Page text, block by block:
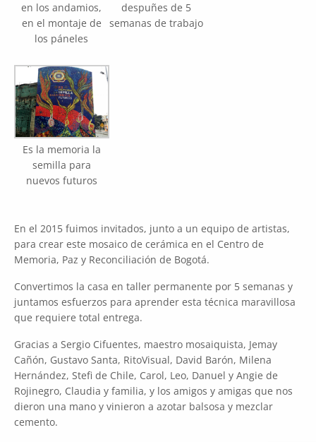
en los andamios,
en el montaje de
los páneles
despuñes de 5
semanas de trabajo
Es la memoria la
semilla para
nuevos futuros
En el 2015 fuimos invitados, junto a un equipo de artistas,
para crear este mosaico de cerámica en el Centro de
Memoria, Paz y Reconciliación de Bogotá.
Convertimos la casa en taller permanente por 5 semanas y
juntamos esfuerzos para aprender esta técnica maravillosa
que requiere total entrega.
Gracias a Sergio Cifuentes, maestro mosaiquista, Jemay
Cañón, Gustavo Santa, RitoVisual, David Barón, Milena
Hernández, Stefi de Chile, Carol, Leo, Danuel y Angie de
Rojinegro, Claudia y familia, y los amigos y amigas que nos
dieron una mano y vinieron a azotar balsosa y mezclar
cemento.